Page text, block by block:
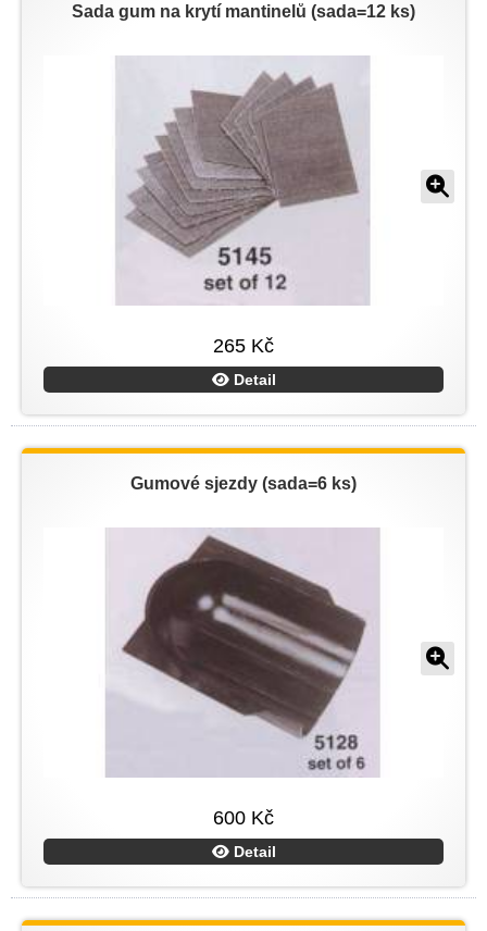
Sada gum na krytí mantinelů (sada=12 ks)
265 Kč
Detail
Gumové sjezdy (sada=6 ks)
600 Kč
Detail